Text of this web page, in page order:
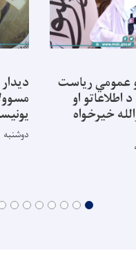
عمومي ریاست
او
خیرخواه
دوشنبه ۱۴۰۳/۷/۳۰ - ۱۴:۱۱